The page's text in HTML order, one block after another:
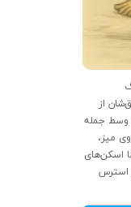
خواب عمیق‌شان از
وسط جمله
میز،
اسکن‌های
استرس